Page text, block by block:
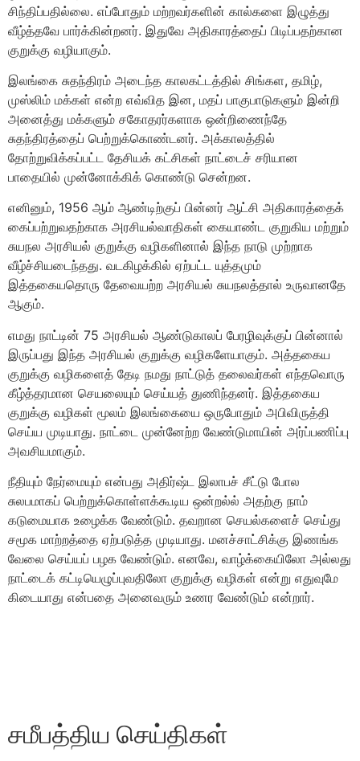
சிந்திப்பதில்லை. எப்போதும் மற்றவர்களின் கால்களை இழுத்து
வீழ்த்தவே பார்க்கின்றனர். இதுவே அதிகாரத்தைப் பிடிப்பதற்கான
குறுக்கு வழியாகும்.
இலங்கை சுதந்திரம் அடைந்த காலகட்டத்தில் சிங்கள, தமிழ்,
முஸ்லிம் மக்கள் என்ற எவ்வித இன, மதப் பாகுபாடுகளும் இன்றி
அனைத்து மக்களும் சகோதரர்களாக ஒன்றிணைந்தே
சுதந்திரத்தைப் பெற்றுக்கொண்டனர். அக்காலத்தில்
தோற்றுவிக்கப்பட்ட தேசியக் கட்சிகள் நாட்டைச் சரியான
பாதையில் முன்னோக்கிக் கொண்டு சென்றன.
எனினும், 1956 ஆம் ஆண்டிற்குப் பின்னர் ஆட்சி அதிகாரத்தைக்
கைப்பற்றுவதற்காக அரசியல்வாதிகள் கையாண்ட குறுகிய மற்றும்
சுயநல அரசியல் குறுக்கு வழிகளினால் இந்த நாடு முற்றாக
வீழ்ச்சியடைந்தது. வடகிழக்கில் ஏற்பட்ட யுத்தமும்
இத்தகையதொரு தேவையற்ற அரசியல் சுயநலத்தால் உருவானதே
ஆகும்.
எமது நாட்டின் 75 அரசியல் ஆண்டுகாலப் பேரழிவுக்குப் பின்னால்
இருப்பது இந்த அரசியல் குறுக்கு வழிகளேயாகும். அத்தகைய
குறுக்கு வழிகளைத் தேடி நமது நாட்டுத் தலைவர்கள் எந்தவொரு
கீழ்த்தரமான செயலையும் செய்யத் துணிந்தனர். இத்தகைய
குறுக்கு வழிகள் மூலம் இலங்கையை ஒருபோதும் அபிவிருத்தி
செய்ய முடியாது. நாட்டை முன்னேற்ற வேண்டுமாயின் அர்ப்பணிப்பு
அவசியமாகும்.
நீதியும் நேர்மையும் என்பது அதிர்ஷ்ட இலாபச் சீட்டு போல
சுலபமாகப் பெற்றுக்கொள்ளக்கூடிய ஒன்றல்ல் அதற்கு நாம்
கடுமையாக உழைக்க வேண்டும். தவறான செயல்களைச் செய்து
சமூக மாற்றத்தை ஏற்படுத்த முடியாது. மனச்சாட்சிக்கு இணங்க
வேலை செய்யப் பழக வேண்டும். எனவே, வாழ்க்கையிலோ அல்லது
நாட்டைக் கட்டியெழுப்புவதிலோ குறுக்கு வழிகள் என்று எதுவுமே
கிடையாது என்பதை அனைவரும் உணர வேண்டும் என்றார்.
சமீபத்திய செய்திகள்